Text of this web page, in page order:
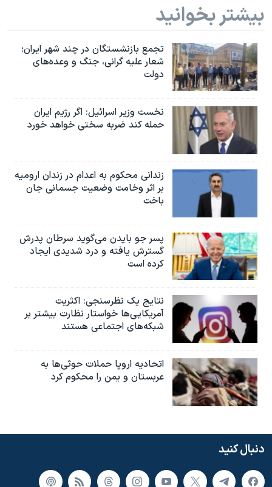
بیشتر بخوانید
تجمع بازنشستگان در چند شهر ایران؛
شعار علیه گرانی، جنگ و وعده‌های
دولت
نخست وزیر اسرائيل: اگر رژیم ایران
حمله کند ضربه سختی خواهد خورد
زندانی محکوم به اعدام در زندان ارومیه
بر اثر وخامت وضعیت جسمانی جان
باخت
پسر جو بایدن می‌گوید سرطان پدرش
گسترش یافته و درد شدیدی ایجاد
کرده است
نتایج یک نظرسنجی: اکثریت
آمریکایی‌ها خواستار نظارت بیشتر بر
شبکه‌های اجتماعی هستند
اتحادیه اروپا حملات حوثی‌ها به
عربستان و یمن را محکوم کرد
دنبال کنید